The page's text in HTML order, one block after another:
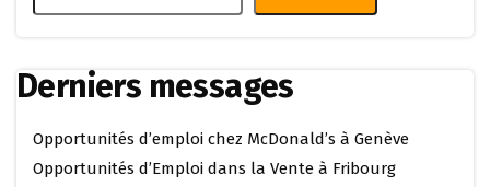
Derniers messages
Opportunités d’emploi chez McDonald’s à Genève
Opportunités d’Emploi dans la Vente à Fribourg